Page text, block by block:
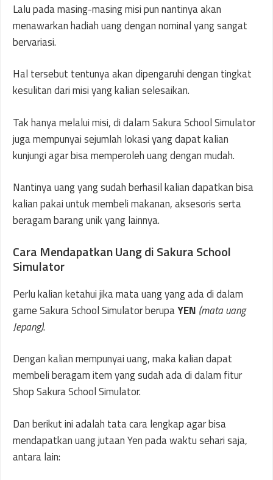
Lalu pada masing-masing misi pun nantinya akan
menawarkan hadiah uang dengan nominal yang sangat
bervariasi.
Hal tersebut tentunya akan dipengaruhi dengan tingkat
kesulitan dari misi yang kalian selesaikan.
Tak hanya melalui misi, di dalam Sakura School Simulator
juga mempunyai sejumlah lokasi yang dapat kalian
kunjungi agar bisa memperoleh uang dengan mudah.
Nantinya uang yang sudah berhasil kalian dapatkan bisa
kalian pakai untuk membeli makanan, aksesoris serta
beragam barang unik yang lainnya.
Cara Mendapatkan Uang di Sakura School
Simulator
Perlu kalian ketahui jika mata uang yang ada di dalam
game Sakura School Simulator berupaYEN (mata uang
Jepang).
Dengan kalian mempunyai uang, maka kalian dapat
membeli beragam item yang sudah ada di dalam fitur
Shop Sakura School Simulator.
Dan berikut ini adalah tata cara lengkap agar bisa
mendapatkan uang jutaan Yen pada waktu sehari saja,
antara lain: